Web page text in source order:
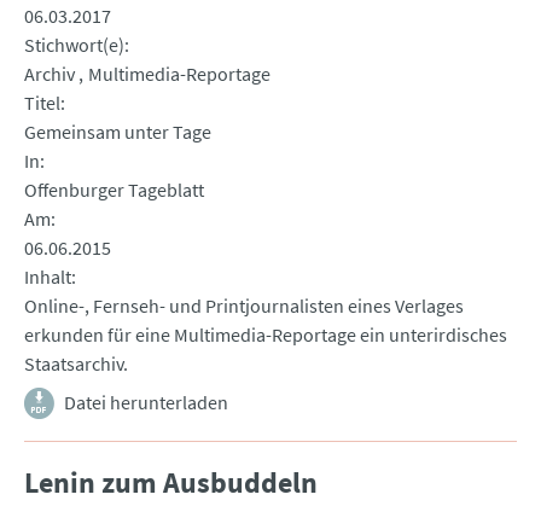
06.03.2017
Stichwort(e)
Archiv Multimedia-Reportage
Titel
Gemeinsam unter Tage
In
Offenburger Tageblatt
Am
06.06.2015
Inhalt
Online-, Fernseh- und Printjournalisten eines Verlages
erkunden für eine Multimedia-Reportage ein unterirdisches
Staatsarchiv.
Datei herunterladen
Lenin zum Ausbuddeln